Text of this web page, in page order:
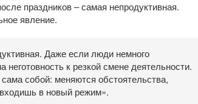
праздников – самая непродуктивная.
явление.
Даже если люди немного
неготовность к резкой смене деятельности.
собой: меняются обстоятельства,
входишь в новый режим».